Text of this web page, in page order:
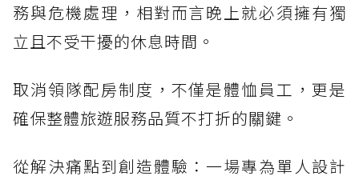
務與危機處理，相對而言晚上就必須擁有獨
立且不受干擾的休息時間。
取消領隊配房制度，不僅是體恤員工，更是
確保整體旅遊服務品質不打折的關鍵。
從解決痛點到創造體驗：一場專為單人設計